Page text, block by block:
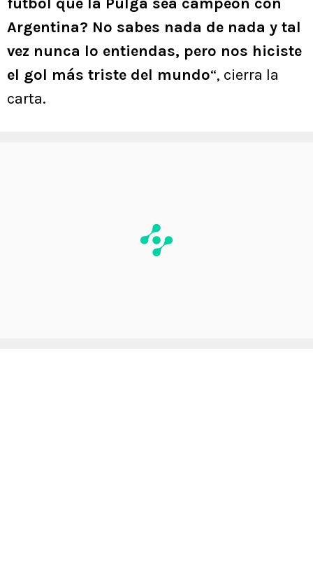
fútbol que la Pulga sea campeón con
Argentina? No sabes nada de nada y tal
vez nunca lo entiendas, pero nos hiciste
el gol más triste del mundo“, cierra la
carta.